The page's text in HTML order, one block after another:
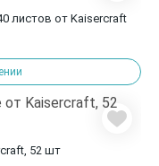
листов от Kaisercraft
52 шт